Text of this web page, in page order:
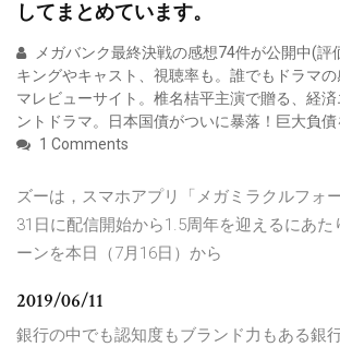
してまとめています。
メガバンク最終決戦の感想74件が公開中(評
キングやキャスト、視聴率も。誰でもドラマ
マレビューサイト。椎名桔平主演で贈る、経
ントドラマ。日本国債がついに暴落！巨大負
1 Comments
ズーは，スマホアプリ「メガミラクルフォ
31日に配信開始から1.5周年を迎えるにあ
ーンを本日（7月16日）から
2019/06/11
銀行の中でも認知度もブランド力もある銀